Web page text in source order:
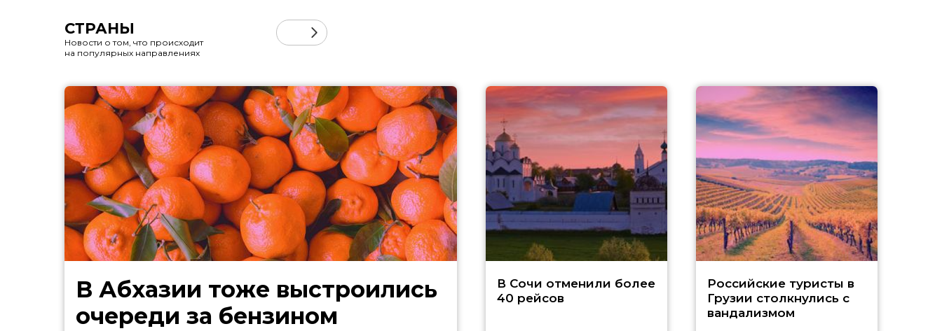
СТРАНЫ
Новости о том, что происходит
на популярных направлениях
В Абхазии тоже выстроились
очереди за бензином
В Сочи отменили более
40 рейсов
Российские туристы в
Грузии столкнулись с
вандализмом